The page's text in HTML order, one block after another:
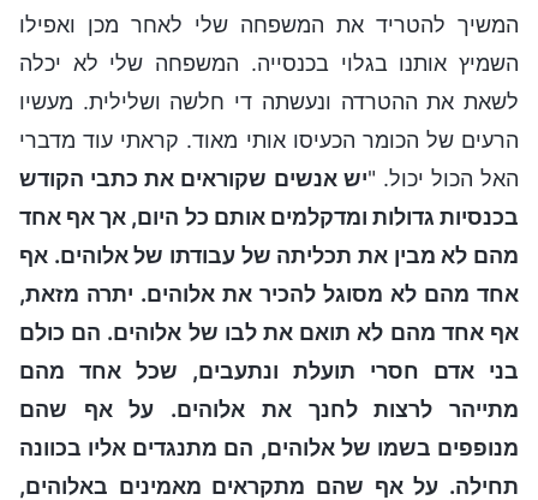
המשיך להטריד את המשפחה שלי לאחר מכן ואפילו
השמיץ אותנו בגלוי בכנסייה. המשפחה שלי לא יכלה
לשאת את ההטרדה ונעשתה די חלשה ושלילית. מעשיו
הרעים של הכומר הכעיסו אותי מאוד. קראתי עוד מדברי
האל הכול יכול. "יש אנשים שקוראים את כתבי הקודש
בכנסיות גדולות ומדקלמים אותם כל היום, אך אף אחד
מהם לא מבין את תכליתה של עבודתו של אלוהים. אף
אחד מהם לא מסוגל להכיר את אלוהים. יתרה מזאת,
אף אחד מהם לא תואם את לבו של אלוהים. הם כולם
בני אדם חסרי תועלת ונתעבים, שכל אחד מהם
מתייהר לרצות לחנך את אלוהים. על אף שהם
מנופפים בשמו של אלוהים, הם מתנגדים אליו בכוונה
תחילה. על אף שהם מתקראים מאמינים באלוהים,